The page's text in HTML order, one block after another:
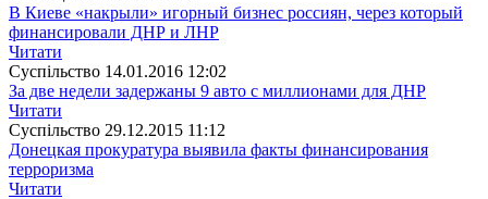
В Киеве «накрыли» игорный бизнес россиян, через который
финансировали ДНР и ЛНР
Читати
Суспiльство 14.01.2016 12:02
За две недели задержаны 9 авто с миллионами для ДНР
Читати
Суспiльство 29.12.2015 11:12
Донецкая прокуратура выявила факты финансирования
терроризма
Читати